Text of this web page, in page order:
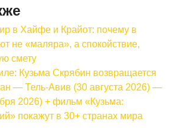
в Хайфе и Крайот: почему в
не «маляра», а спокойствие,
смету
Кузьма Скрябин возвращается
— Тель-Авив (30 августа 2026) —
2026) + фильм «Кузьма:
покажут в 30+ странах мира